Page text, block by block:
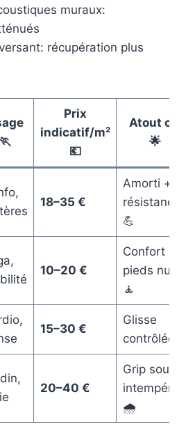
muraux:
récupération plus
🏃
Prix
indicatif/m²
💶
Atout clé
🌟
18–35 €
Amorti +
résistance
💪
10–20 €
Confort
pieds nus
🧘
15–30 €
Glisse
contrôlée 💃
20–40 €
Grip sous
🌧️